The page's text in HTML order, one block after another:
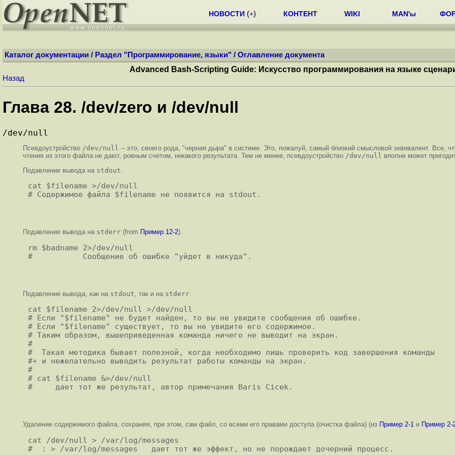
НОВОСТИ (+) КОНТЕНТ WIKI MAN'ы
Каталог документации / Раздел "Программирование, языки" / Оглавление документа
Advanced Bash-Scripting Guide: Искусство программирования на языке
Назад
Глава 28. /dev/zero и /dev/null
/dev/null
Псевдоустройство /dev/null -- это, своего рода, "черная дыра" в системе. Это, пожалуй, самый близкий смысловой эквивалент. Все,
чтения из этого файла не дают, ровным счетом, никакого результата. Тем не менее, псевдоустройство /dev/null вполне может
Подавление вывода на stdout
cat $filename >/dev/null
Подавление вывода на stderr (from Пример 12-2).
rm $badname 2>/dev/null
Подавление вывода, как на stdout , так и на stderr
cat $filename 2>/dev/null >/dev/null
# Если "$filename" не будет найден, то вы не увидите сообщения об ошибке.
# Если "$filename" существует, то вы не увидите его содержимое.
# Таким образом, вышеприведенная команда ничего не выводит на экран.
#
#  Такая методика бывает полезной, когда необходимо лишь проверить код завершения команды
#+ и нежелательно выводить результат работы команды на экран.
#
# cat $filename &>/dev/null
Удаление содержимого файла, сохраняя, при этом, сам файл, со всеми его правами доступа (очистка файла) (из Пример 2-1 и Пример 2-
cat /dev/null > /var/log/messages
#  : > /var/log/messages   дает тот же эффект, но не порождает дочерний процесс.